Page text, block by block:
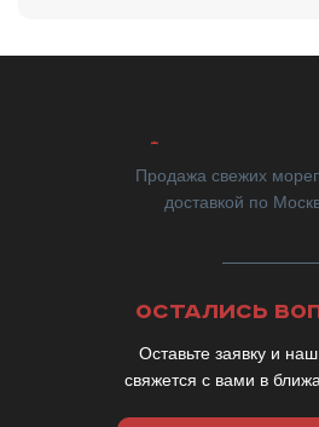
Продажа свежих
доставкой по
ОСТАЛИСЬ
Оставьте заявку и
свяжется с вами в